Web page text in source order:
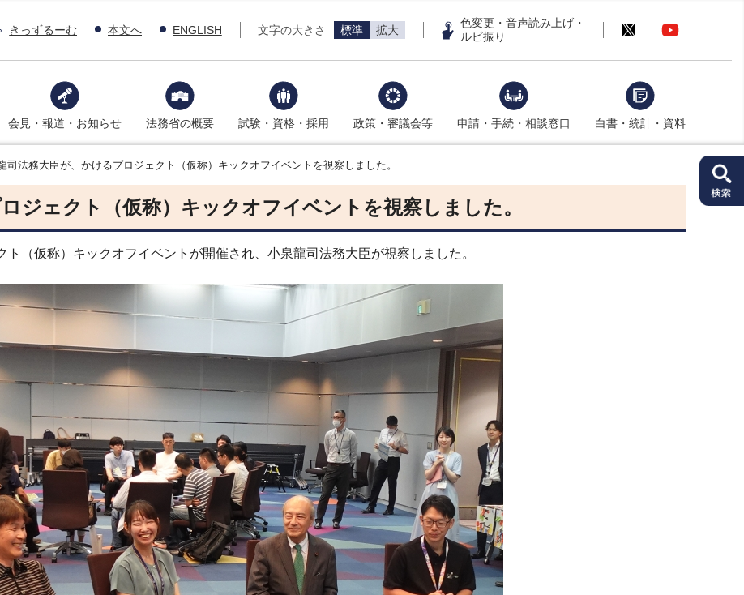
きっずるーむ 本文へ ENGLISH 文字の大きさ 標準 拡大
色変更・音声読み上げ・
ルビ振り
会見・報道・お知らせ 法務省の概要 試験・資格・採用 政策・審議会等 申請・手続・相談窓口 白書・統計・資料
司法務大臣が、かけるプロジェクト（仮称）キックオフイベントを視察しました。
ジェクト（仮称）キックオフイベントを視察しました。
（仮称）キックオフイベントが開催され、小泉龍司法務大臣が視察しました。